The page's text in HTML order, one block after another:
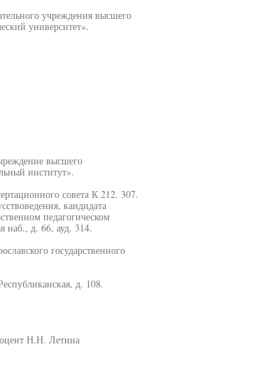
учреждения высшего
университет».
высшего
институт».
совета К 212. 307.
кандидата
педагогическом
наб., д. 66, ауд. 314.
государственного
д. 108.
Н.Н. Летина